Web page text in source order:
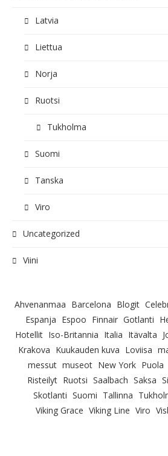
Latvia
Liettua
Norja
Ruotsi
Tukholma
Suomi
Tanska
Viro
Uncategorized
Viini
Ahvenanmaa Barcelona Blogit
Espanja Espoo Finnair Gotlanti
Hotellit Iso-Britannia Italia Itävalta
Krakova Kuukauden kuva Loviisa
messut museot New York Puola
Risteilyt Ruotsi Saalbach Saksa
Skotlanti Suomi Tallinna
Viking Grace Viking Line Viro